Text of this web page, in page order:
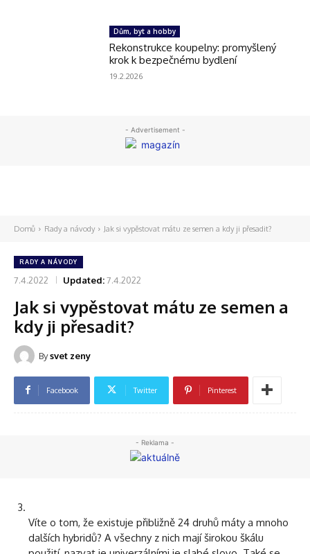
Dům, byt a hobby
Rekonstrukce koupelny: promyšlený
krok k bezpečnému bydlení
19.2.2026
- Advertisement -